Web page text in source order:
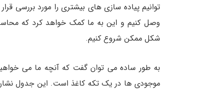
توانیم پیاده سازی های بیشتری را مورد بررسی
وصل کنیم و این به ما کمک خواهد کرد که محاسن
شکل ممکن شروع کنیم.
به طور ساده می توان گفت که آنچه ما می
موجودی ها در یک تکه کاغذ است. این جدول نشان